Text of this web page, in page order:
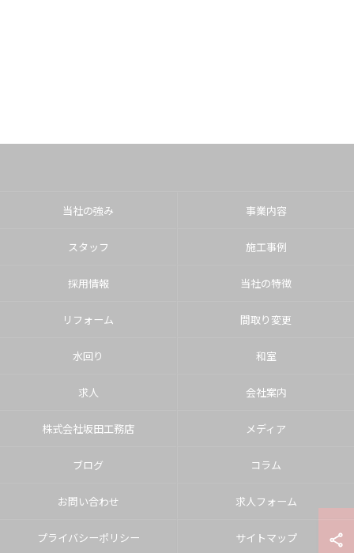
当社の強み 事業内容
スタッフ 施工事例
採用情報 当社の特徴
リフォーム 間取り変更
水回り 和室
求人 会社案内
株式会社坂田工務店 メディア
ブログ コラム
お問い合わせ 求人フォーム
プライバシーポリシー サイトマップ